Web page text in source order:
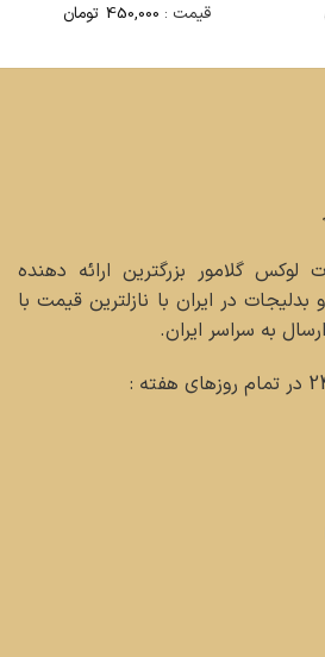
قیمت : 450,000 تومان
لوکس گلامور بزرگترین ارائه دهنده
بدلیجات در ایران با نازلترین قیمت با
به سراسر ایران.